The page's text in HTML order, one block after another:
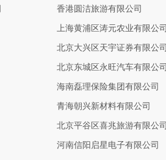
香港圆洁旅游有限公司
上海黄浦区涛元农业有限公司
北京大兴区天宇证券有限公司
北京东城区永旺汽车有限公司
海南磊理保险集团有限公司
青海朝兴新材料有限公司
北京平谷区喜兆旅游有限公司
河南信阳启星电子有限公司